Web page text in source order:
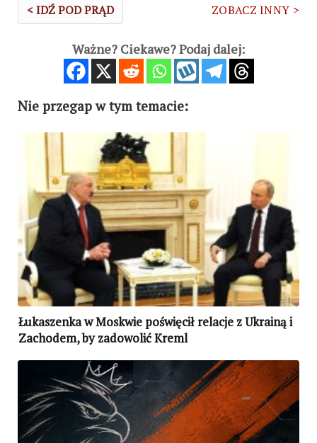
< IDŹ POD PRĄD ZOBACZ INNY >
Ważne? Ciekawe? Podaj dalej:
Nie przegap w tym temacie:
Łukaszenka w Moskwie poświęcił relacje z Ukrainą i
Zachodem, by zadowolić Kreml